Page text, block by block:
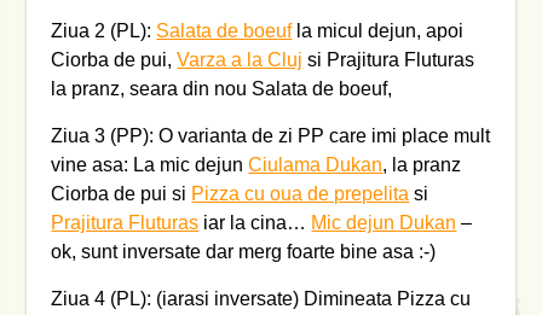
Ziua 2 (PL): Salata de boeufla micul dejun, apoi
Ciorba de pui,Varza a la Cluj si Prajitura Fluturas
la pranz, seara din nou Salata de boeuf,
Ziua 3 (PP): O varianta de zi PP care imi place mult
vine asa: La mic dejunCiulama Dukan, la pranz
Ciorba de pui si Pizza cu oua de prepelita si
Prajitura Fluturas iar la cina… Mic dejun Dukan –
ok, sunt inversate dar merg foarte bine asa :-)
Ziua 4 (PL): (iarasi inversate) Dimineata Pizza cu